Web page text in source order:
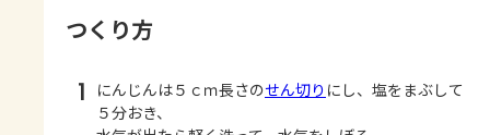
つくり方
1 にんじんは５ｃｍ長さのせん切り にし、塩をまぶして
５分おき、